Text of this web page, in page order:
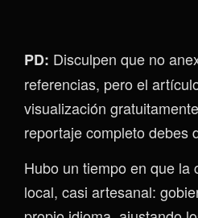
PD: Disculpen que no
referencias, pero el
visualización
reportaje completo debes
Hubo un tiempo en que la
local, casi artesanal: